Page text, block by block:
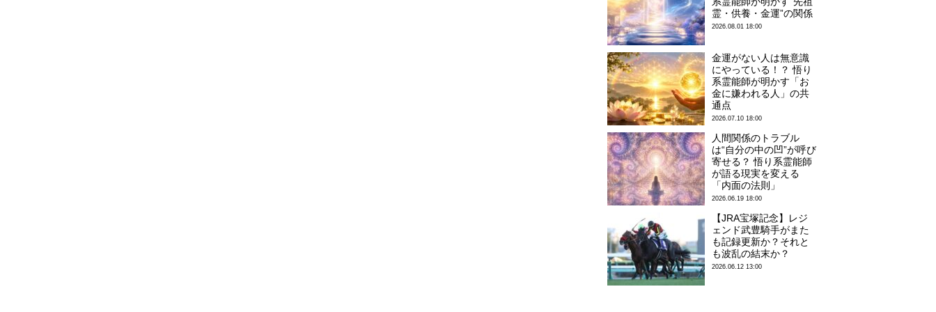
霊・供養・金運”の関係
2026.08.01 18:00
金運がない人は無意識
にやっている！？ 悟り
系霊能師が明かす「お
金に嫌われる人」の共
通点
2026.07.10 18:00
人間関係のトラブル
は“自分の中の凹”が呼び
寄せる？ 悟り系霊能師
が語る現実を変える
「内面の法則」
2026.06.19 18:00
【JRA宝塚記念】レジ
ェンド武豊騎手がまた
も記録更新か？それと
も波乱の結末か？
2026.06.12 13:00